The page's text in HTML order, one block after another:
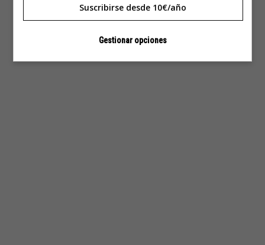
Jaume).
Suscribirse desde 10€/año
Gestionar opciones